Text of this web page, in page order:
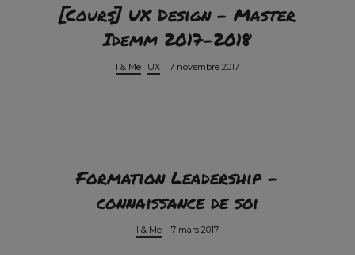
[Cours] UX Design – Master
Idemm 2017-2018
I & Me UX 7 novembre 2017
Formation Leadership –
connaissance de soi
I & Me 7 mars 2017